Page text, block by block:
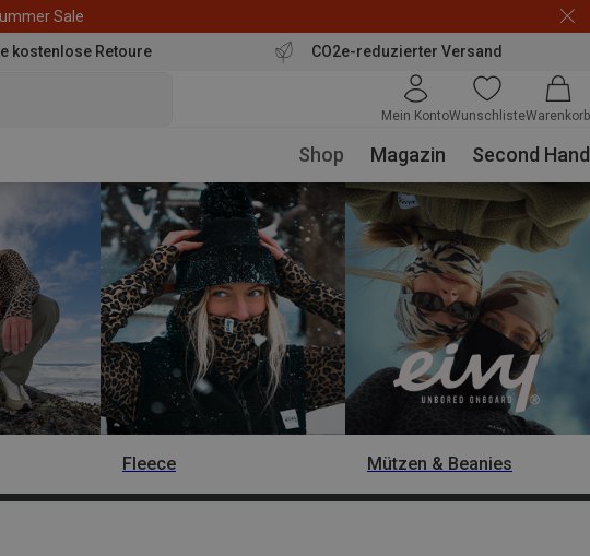
Sale
kostenlose Retoure CO2e-reduzierter Versand
Mein KontoWunschlisteWarenkorb
Shop Magazin Second Hand
Fleece Mützen & Beanies